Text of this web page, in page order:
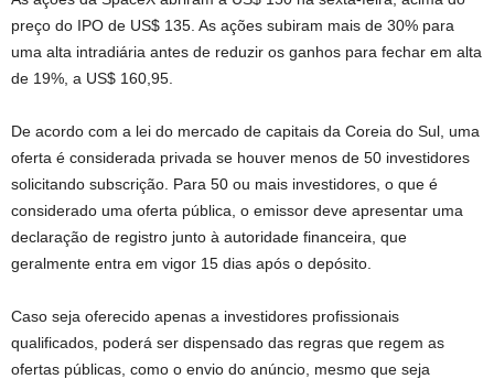
preço do IPO de US$ 135. As ações subiram mais de 30% para
uma alta intradiária antes de reduzir os ganhos para fechar em alta
de 19%, a US$ 160,95.
De acordo com a lei do mercado de capitais da Coreia do Sul, uma
oferta é considerada privada se houver menos de 50 investidores
solicitando subscrição. Para 50 ou mais investidores, o que é
considerado uma oferta pública, o emissor deve apresentar uma
declaração de registro junto à autoridade financeira, que
geralmente entra em vigor 15 dias após o depósito.
Caso seja oferecido apenas a investidores profissionais
qualificados, poderá ser dispensado das regras que regem as
ofertas públicas, como o envio do anúncio, mesmo que seja